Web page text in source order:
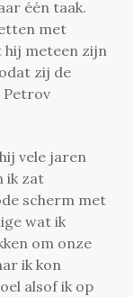
één taak.
met
hij meteen zijn
zij de
Petrov
vele jaren
ik zat
scherm met
wat ik
om onze
ik kon
alsof ik op